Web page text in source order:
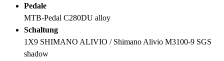
Pedale
MTB-Pedal C280DU alloy
Schaltung
1X9 SHIMANO ALIVIO / Shimano Alivio M3100-9 SGS
shadow